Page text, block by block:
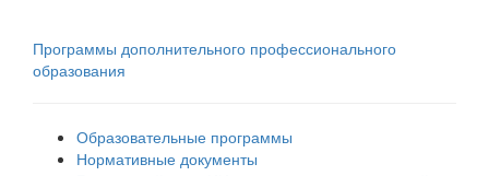
Программы дополнительного профессионального
образования
Образовательные программы
Нормативные документы